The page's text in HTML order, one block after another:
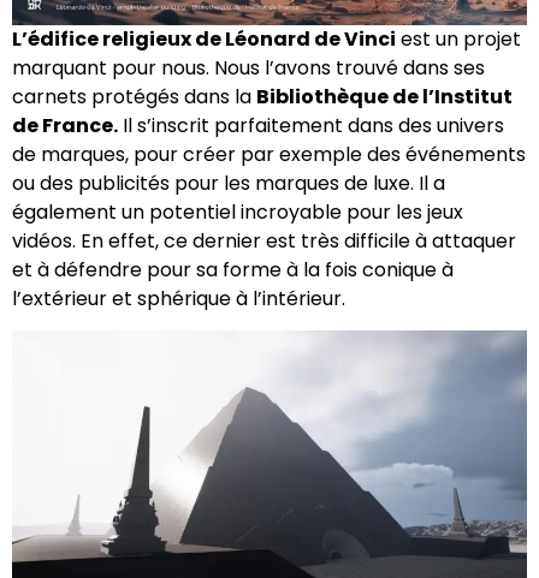
L’édifice religieux de Léonard de Vinci est un projet
marquant pour nous. Nous l’avons trouvé dans ses
carnets protégés dans la Bibliothèque de l’Institut
de France. Il s’inscrit parfaitement dans des univers
de marques, pour créer par exemple des événements
ou des publicités pour les marques de luxe. Il a
également un potentiel incroyable pour les jeux
vidéos. En effet, ce dernier est très difficile à attaquer
et à défendre pour sa forme à la fois conique à
l’extérieur et sphérique à l’intérieur.